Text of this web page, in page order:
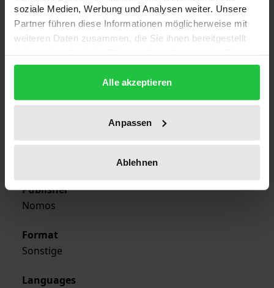
soziale Medien, Werbung und Analysen weiter. Unsere
Partner führen diese Informationen möglicherweise mit
weiteren Daten zusammen, die Sie ihnen bereitgestellt
gesammelt haben.
Alle akzeptieren
Anpassen
Ablehnen
Edition
1
Publication Date
Year of Publication
Publisher
Nomos
Format
Sonstige
Languages